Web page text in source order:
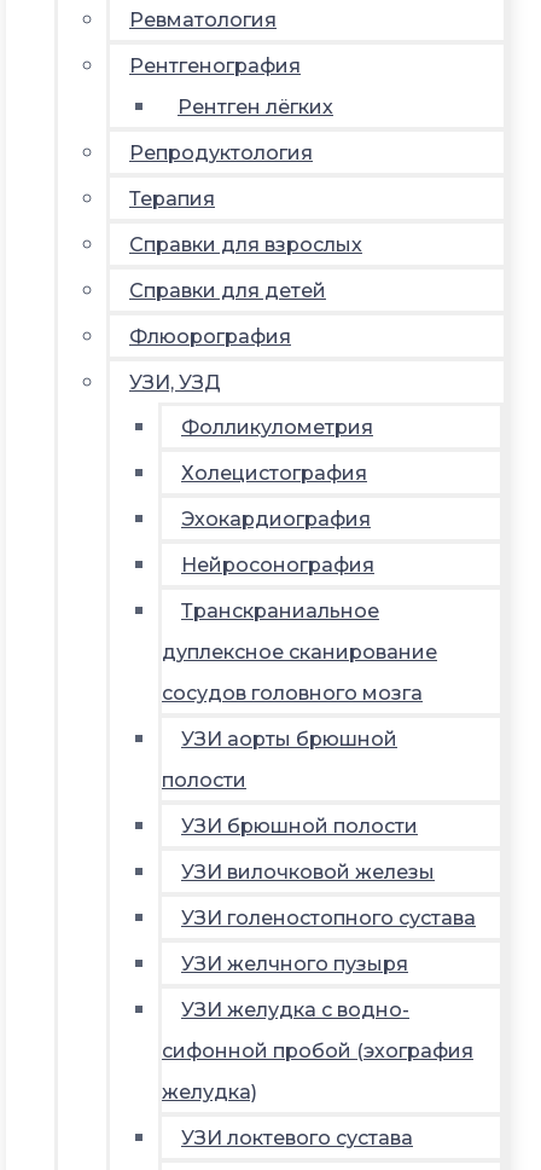
Ревматология
Рентгенография
Рентген лёгких
Репродуктология
Терапия
Справки для взрослых
Справки для детей
Флюорография
УЗИ, УЗД
Фолликулометрия
Холецистография
Эхокардиография
Нейросонография
Транскраниальное
дуплексное сканирование
сосудов головного мозга
УЗИ аорты брюшной
полости
УЗИ брюшной полости
УЗИ вилочковой железы
УЗИ голеностопного сустава
УЗИ желчного пузыря
УЗИ желудка с водно-
сифонной пробой (эхография
желудка)
УЗИ локтевого сустава